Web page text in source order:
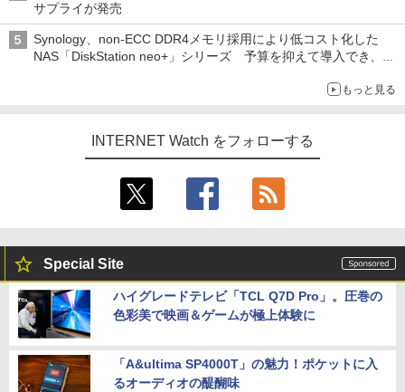
サプライが発売
Synology、non-ECC DDR4メモリ採用により低コスト化した
NAS「DiskStation neo+」シリーズ 予算を抑えて導入でき、
もっと見る
INTERNET Watch をフォローする
Special Site
ハイグレードテレビ「TCL Q7D Pro」。圧巻の
色彩美で映画＆ゲームが極上体験に
「A&ultima SP4000T」の魅力！ポケットに入
るオーディオの醍醐味